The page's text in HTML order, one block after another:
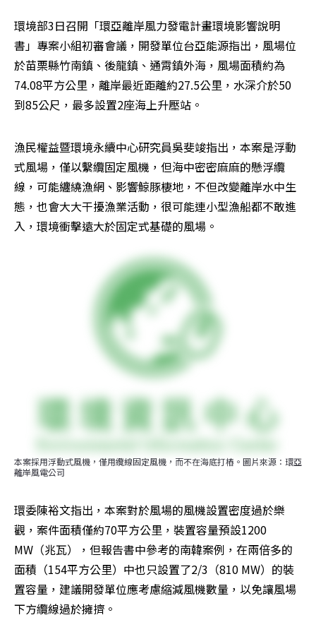
環境部3日召開「環亞離岸風力發電計畫環境影響說明
書」專案小組初審會議，開發單位台亞能源指出，風場位
於苗栗縣竹南鎮、後龍鎮、通霄鎮外海，風場面積約為
74.08平方公里，離岸最近距離約27.5公里，水深介於50
到85公尺，最多設置2座海上升壓站。
漁民權益暨環境永續中心研究員吳斐竣指出，本案是浮動
式風場，僅以繫纜固定風機，但海中密密麻麻的懸浮纜
線，可能纏繞漁網、影響鯨豚棲地，不但改變離岸水中生
態，也會大大干擾漁業活動，很可能連小型漁船都不敢進
入，環境衝擊遠大於固定式基礎的風場。
本案採用浮動式風機，僅用纜線固定風機，而不在海底打樁。圖片來源：環亞
離岸風電公司
環委陳裕文指出，本案對於風場的風機設置密度過於樂
觀，案件面積僅約70平方公里，裝置容量預設1200
MW（兆瓦），但報告書中參考的南韓案例，在兩倍多的
面積（154平方公里）中也只設置了2/3（810 MW）的裝
置容量，建議開發單位應考慮縮減風機數量，以免讓風場
下方纜線過於擁擠。